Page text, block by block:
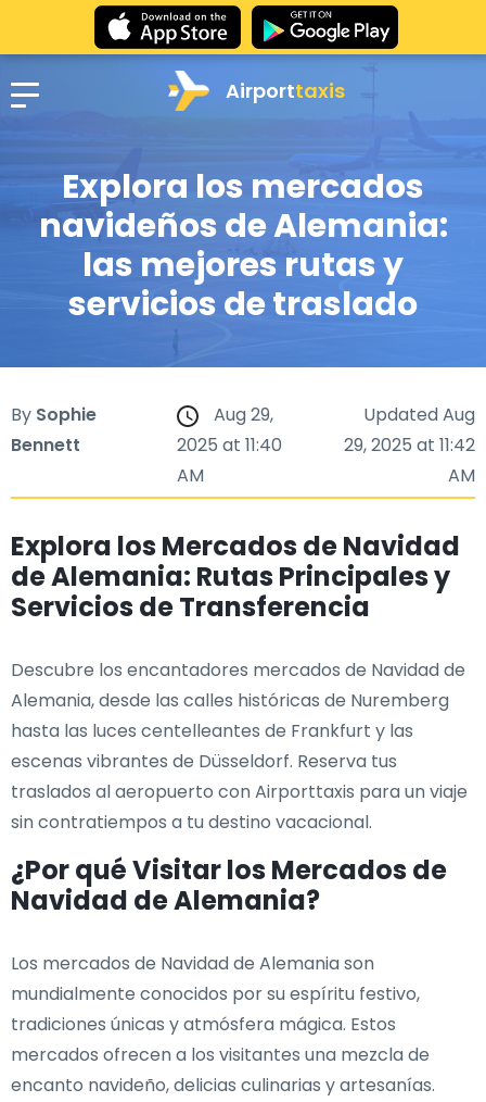
Airporttaxis
Explora los mercados
navideños de Alemania:
las mejores rutas y
servicios de traslado
By Sophie
Bennett
Aug 29,
2025 at 11:40
AM
Updated Aug
29, 2025 at 11:42
AM
Explora los Mercados de Navidad
de Alemania: Rutas Principales y
Servicios de Transferencia
Descubre los encantadores mercados de Navidad de
Alemania, desde las calles históricas de Nuremberg
hasta las luces centelleantes de Frankfurt y las
escenas vibrantes de Düsseldorf. Reserva tus
traslados al aeropuerto con Airporttaxis para un viaje
sin contratiempos a tu destino vacacional.
¿Por qué Visitar los Mercados de
Navidad de Alemania?
Los mercados de Navidad de Alemania son
mundialmente conocidos por su espíritu festivo,
tradiciones únicas y atmósfera mágica. Estos
mercados ofrecen a los visitantes una mezcla de
encanto navideño, delicias culinarias y artesanías.